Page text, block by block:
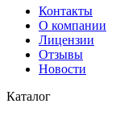
Контакты
О компании
Лицензии
Отзывы
Новости
Каталог